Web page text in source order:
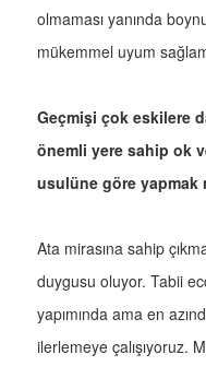
olmaması yanında
mükemmel uyum
Geçmişi çok eskilere
önemli yere sahip ok
usulüne göre yapmak
Ata mirasına sahip
duygusu oluyor. Tabii
yapımında ama en
ilerlemeye çalışıyoruz.